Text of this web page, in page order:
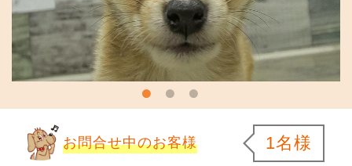
お問合せ中のお客様 1名様